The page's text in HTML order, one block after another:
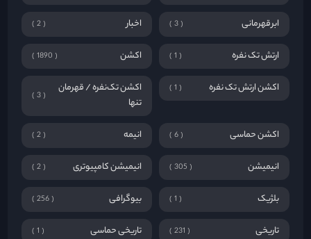
ابرقهرمانی 3 اخبار 2
ارتش تک نفره 1 اکشن 1890
اکشن ارتش تک نفره 1
اکشن تک‌نفره / قهرمان
تنها
3
اکشن حماسی 6 انیمه 2
انیمیشن 305 انیمیشن کامپیوتری 2
بلژیک 1 بیوگرافی 256
تاریخی 231 تاریخی حماسی 1